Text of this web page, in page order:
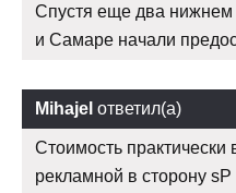
Спустя еще два нижнем
и Самаре начали
Mihajel ответил(а)
Стоимость практически
рекламной в сторону